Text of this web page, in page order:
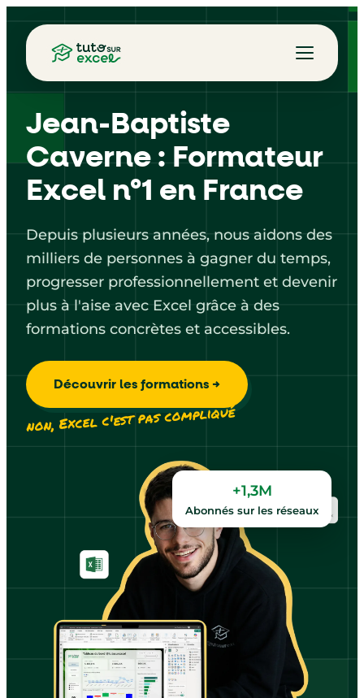
Jean-Baptiste
Caverne : Formateur
Excel n°1 en France
Depuis plusieurs années, nous aidons des
milliers de personnes à gagner du temps,
progresser professionnellement et devenir
plus à l'aise avec Excel grâce à des
formations concrètes et accessibles.
Découvrir les formations →
non, Excel c'est pas compliqué
+1,3M
Abonnés sur les réseaux